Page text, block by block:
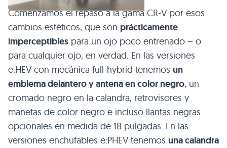
Comenzamos el repaso a la gama CR-V por esos
cambios estéticos, que son prácticamente
imperceptibles para un ojo poco entrenado – o
para cualquier ojo, en verdad. En las versiones
e:HEV con mecánica full-hybrid tenemos un
emblema delantero y antena en color negro, un
cromado negro en la calandra, retrovisores y
manetas de color negro e incluso llantas negras
opcionales en medida de 18 pulgadas. En las
versiones enchufables e:PHEV tenemos una calandra